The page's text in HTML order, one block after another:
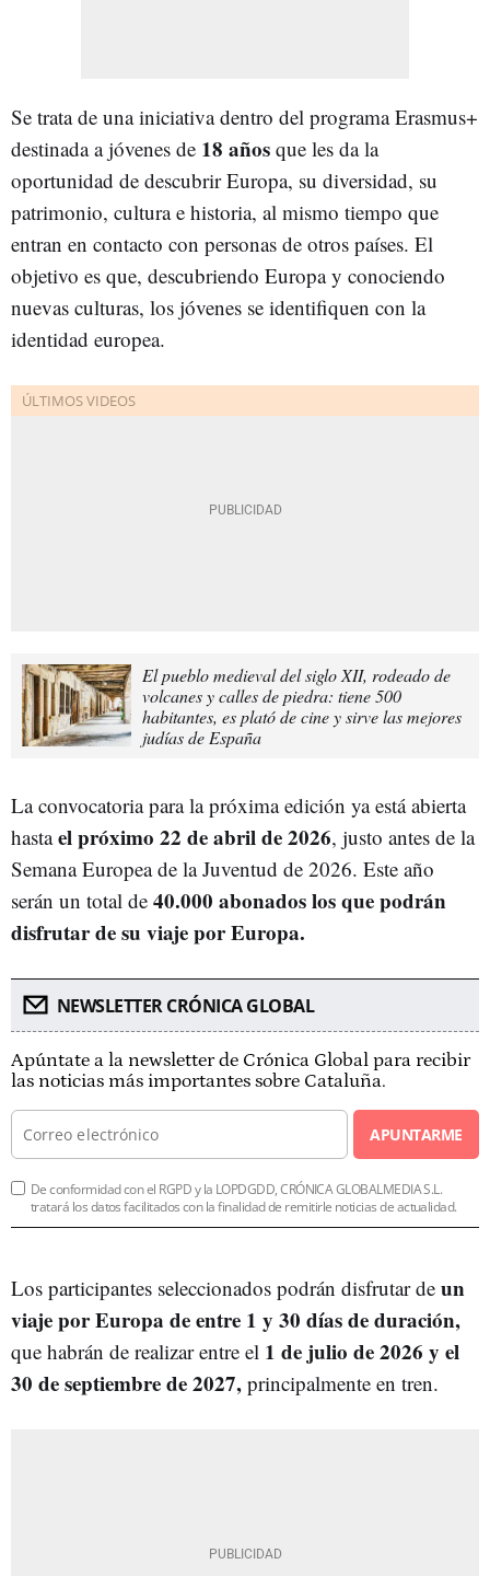
Se trata de una iniciativa dentro del programa Erasmus+
destinada a jóvenes de 18 años que les da la
oportunidad de descubrir Europa, su diversidad, su
patrimonio, cultura e historia, al mismo tiempo que
entran en contacto con personas de otros países. El
objetivo es que, descubriendo Europa y conociendo
nuevas culturas, los jóvenes se identifiquen con la
identidad europea.
El pueblo medieval del siglo XII, rodeado de
volcanes y calles de piedra: tiene 500
habitantes, es plató de cine y sirve las mejores
judías de España
La convocatoria para la próxima edición ya está abierta
hastael próximo 22 de abril de 2026, justo antes de la
Semana Europea de la Juventud de 2026. Este año
serán un total de 40.000 abonados los que podrán
disfrutar de su viaje por Europa.
NEWSLETTER CRÓNICA GLOBAL
Apúntate a la newsletter de Crónica Global para recibir
las noticias más importantes sobre Cataluña.
APUNTARME
De conformidad con el RGPD y la LOPDGDD, CRÓNICA GLOBALMEDIA S.L.
tratará los datos facilitados con la finalidad de remitirle noticias de actualidad.
Los participantes seleccionados podrán disfrutar de un
viaje por Europa de entre 1 y 30 días de duración,
que habrán de realizar entre el 1 de julio de 2026 y el
30 de septiembre de 2027, principalmente en tren.